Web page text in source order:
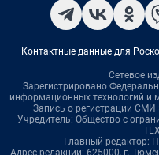
Контактные данные для
Сетевое
Зарегистрировано
информационных технологий и
Запись о регистрации
Учредитель: Общество с
Главный редактор: